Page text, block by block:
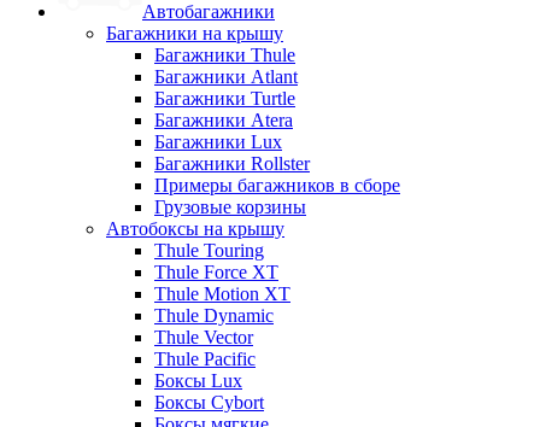
Автобагажники
Багажники на крышу
Багажники Thule
Багажники Atlant
Багажники Turtle
Багажники Atera
Багажники Lux
Багажники Rollster
Примеры багажников в сборе
Грузовые корзины
Автобоксы на крышу
Thule Touring
Thule Force XT
Thule Motion XT
Thule Dynamic
Thule Vector
Thule Pacific
Боксы Lux
Боксы Cybort